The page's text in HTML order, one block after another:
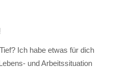
Ich habe etwas für dich
und Arbeitssituation